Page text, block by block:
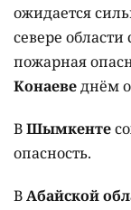
ожидается
севере
пожарная
Конаеведнём
ВШымкенте
опасность.
ВАбайской